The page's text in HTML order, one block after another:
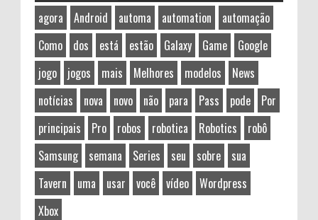
agora Android automa automation
automação
Como
dos está estão Galaxy Game
Google
jogo
jogos mais Melhores modelos
News
notícias
nova novo não para Pass pode
Por
principais
Pro robos robotica Robotics
robô
Samsung
semana Series seu sobre
sua
Tavern
uma usar você vídeo
Wordpress
Xbox